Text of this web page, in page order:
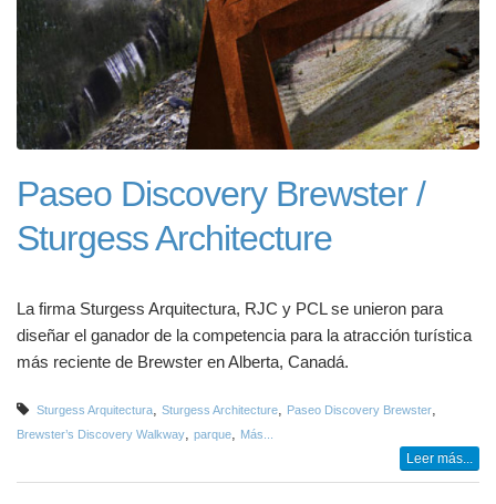
Paseo Discovery Brewster /
Sturgess Architecture
La firma Sturgess Arquitectura, RJC y PCL se unieron para
diseñar el ganador de la competencia para la atracción turística
más reciente de Brewster en Alberta, Canadá.
Sturgess Arquitectura Sturgess Architecture Paseo Discovery Brewster
Brewster’s Discovery Walkway parque Más...
Leer más...